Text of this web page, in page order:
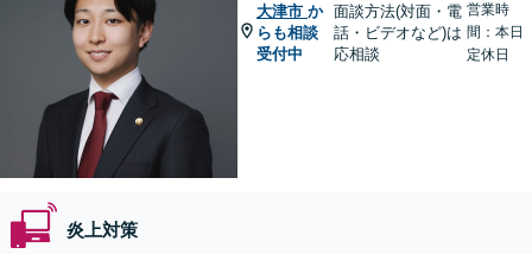
大津市 か
らも相談
受付中
面談方法(対面・電
話・ビデオなど)は
応相談
営業時
間：本日
定休日
炎上対策